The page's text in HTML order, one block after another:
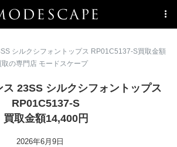
シルクシフォントップス RP01C5137-S買取金額
の専門店 モードスケープ
ス 23SS シルクシフォントップス
RP01C5137-S
買取金額14,400円
2026年6月9日